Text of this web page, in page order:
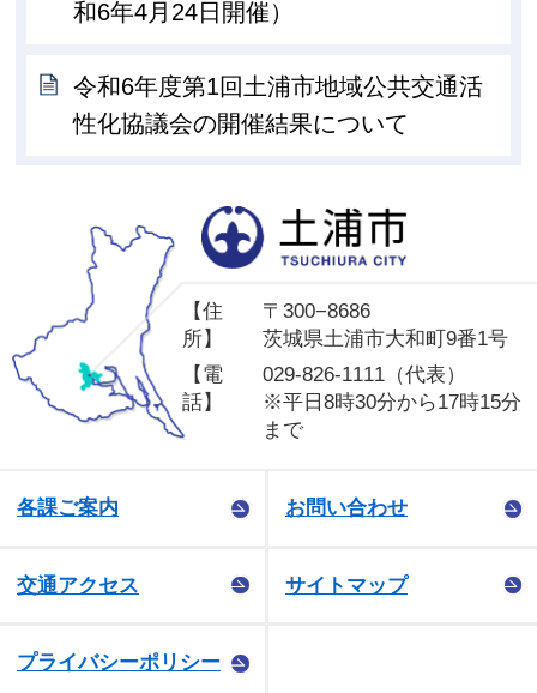
和6年4月24日開催）
令和6年度第1回土浦市地域公共交通活
性化協議会の開催結果について
【住
所】
〒300−8686
茨城県土浦市大和町9番1号
【電
話】
029-826-1111（代表）
※平日8時30分から17時15分
まで
各課ご案内 お問い合わせ
交通アクセス サイトマップ
プライバシーポリシー